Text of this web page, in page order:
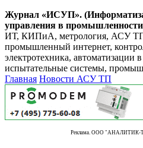
Журнал «ИСУП».
управления в
ИТ, КИПиА, метрология, АСУ
промышленный интернет,
электротехника, автоматизации
испытательные системы,
Главная Новости АСУ ТП
Реклама. ООО "АНАЛИТИК-